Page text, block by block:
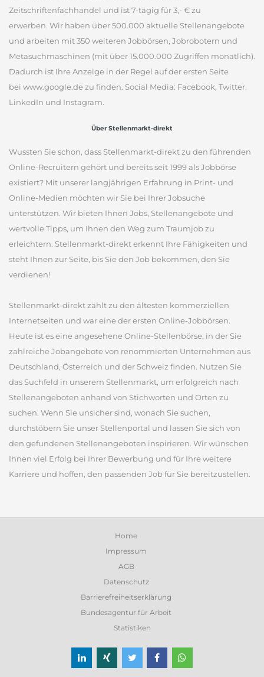
Zeitschriftenfachhandel und ist 7-tägig für 3,- € zu
erwerben. Wir haben über 500.000 aktuelle Stellenangebote
und arbeiten mit 350 weiteren Jobbörsen, Jobrobotern und
Metasuchmaschinen (mit über 15.000.000 Zugriffen monatlich).
Dadurch ist Ihre Anzeige in der Regel auf der ersten Seite
bei www.google.de zu finden. Social Media: Facebook, Twitter,
LinkedIn und Instagram.
Über Stellenmarkt-direkt
Wussten Sie schon, dass Stellenmarkt-direkt zu den führenden
Online-Recruitern gehört und bereits seit 1999 als Jobbörse
existiert? Mit unserer langjährigen Erfahrung in Print- und
Online-Medien möchten wir Sie bei Ihrer Jobsuche
unterstützen. Wir bieten Ihnen Jobs, Stellenangebote und
wertvolle Tipps, um Ihnen den Weg zum Traumjob zu
erleichtern. Stellenmarkt-direkt erkennt Ihre Fähigkeiten und
steht Ihnen zur Seite, bis Sie den Job bekommen, den Sie
verdienen!
Stellenmarkt-direkt zählt zu den ältesten kommerziellen
Internetseiten und war eine der ersten Online-Jobbörsen.
Heute ist es eine angesehene Online-Stellenbörse, in der Sie
zahlreiche Jobangebote von renommierten Unternehmen aus
Deutschland, Österreich und der Schweiz finden. Nutzen Sie
das Suchfeld in unserem Stellenmarkt, um erfolgreich nach
Stellenangeboten anhand von Stichworten und Orten zu
suchen. Wenn Sie unsicher sind, wonach Sie suchen,
durchstöbern Sie unser Stellenportal und lassen Sie sich von
den gefundenen Stellenangeboten inspirieren. Wir wünschen
Ihnen viel Erfolg bei Ihrer Bewerbung und für Ihre weitere
Karriere und hoffen, den passenden Job für Sie bereitzustellen.
Home
Impressum
AGB
Datenschutz
Barrierefreiheitserklärung
Bundesagentur für Arbeit
Statistiken